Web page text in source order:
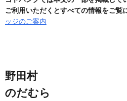
ご利用いただくとすべての情報をご覧
ッジのご案内
野田村
のだむら